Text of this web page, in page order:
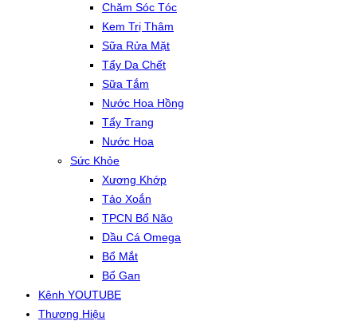
Chăm Sóc Tóc
Kem Trị Thâm
Sữa Rửa Mặt
Tẩy Da Chết
Sữa Tắm
Nước Hoa Hồng
Tẩy Trang
Nước Hoa
Sức Khỏe
Xương Khớp
Tảo Xoắn
TPCN Bổ Não
Dầu Cá Omega
Bổ Mắt
Bổ Gan
Kênh YOUTUBE
Thương Hiệu